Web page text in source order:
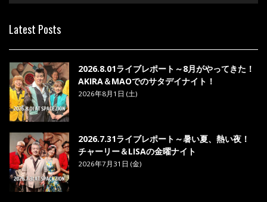
7. ベストフレンド - MAO
Latest Posts
2026.8.01ライブレポート～8月がやってきた！
AKIRA＆MAOでのサタデイナイト！
2026年8月1日 (土)
2026.7.31ライブレポート～暑い夏、熱い夜！
チャーリー＆LISAの金曜ナイト
2026年7月31日 (金)